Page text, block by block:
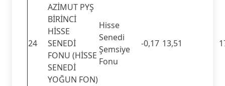
24
AZİMUT PYŞ
BİRİNCİ
HİSSE
SENEDİ
FONU (HİSSE
SENEDİ
YOĞUN FON)
Hisse
Senedi
Şemsiye
Fonu
-0,17 13,51